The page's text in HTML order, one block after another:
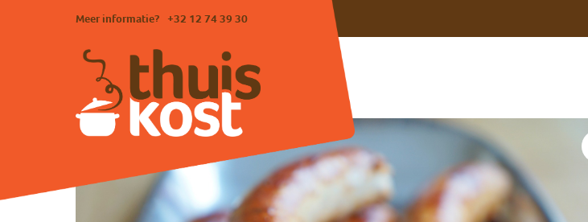
Meer informatie? +32 12 74 39 30